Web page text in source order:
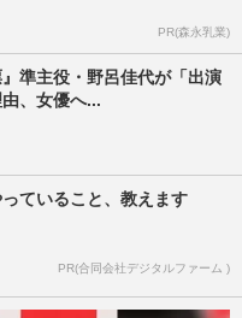
PR(森永乳業)
準主役・野呂佳代が「出演
、女優へ...
ていること、教えます
PR(合同会社デジタルファーム )